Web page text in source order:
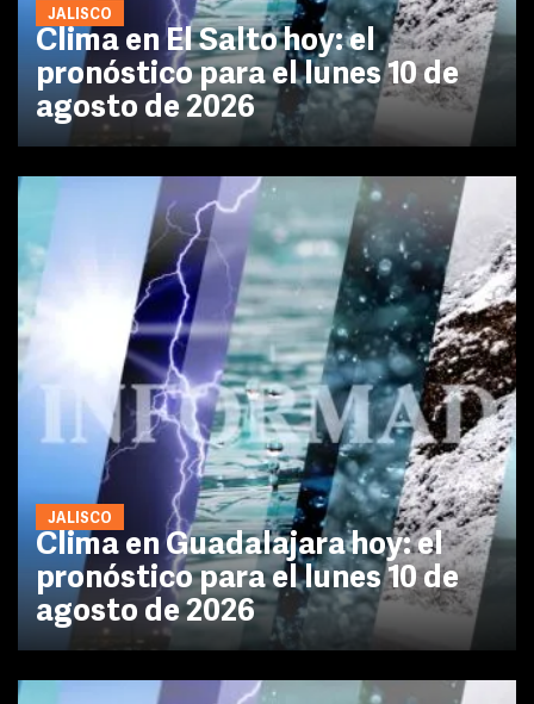
JALISCO
Clima en El Salto hoy: el
pronóstico para el lunes 10 de
agosto de 2026
JALISCO
Clima en Guadalajara hoy: el
pronóstico para el lunes 10 de
agosto de 2026